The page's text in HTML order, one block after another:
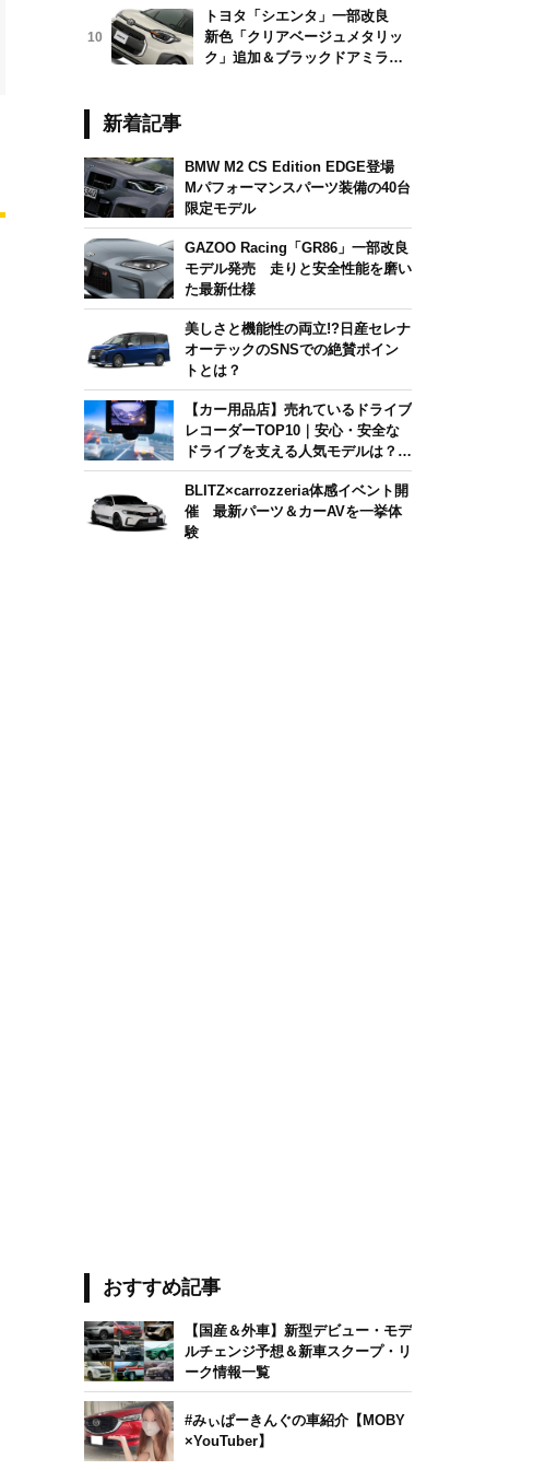
10
トヨタ「シエンタ」一部改良
新色「クリアベージュメタリッ
ク」追加＆ブラックドアミラー
新着記事
BMW M2 CS Edition EDGE登場
Mパフォーマンスパーツ装備の40台
限定モデル
GAZOO Racing「GR86」一部改良
モデル発売 走りと安全性能を磨い
た最新仕様
美しさと機能性の両立!?日産セレナ
オーテックのSNSでの絶賛ポイン
トとは？
【カー用品店】売れているドライブ
レコーダーTOP10｜安心・安全な
ドライブを支える人気モデルは？
【2026年6月版】
BLITZ×carrozzeria体感イベント開
催 最新パーツ＆カーAVを一挙体
験
おすすめ記事
【国産＆外車】新型デビュー・モデ
ルチェンジ予想＆新車スクープ・リ
ーク情報一覧
#みぃぱーきんぐの車紹介【MOBY
×YouTuber】